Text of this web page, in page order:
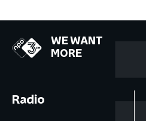
WE WANT
MORE
Radio